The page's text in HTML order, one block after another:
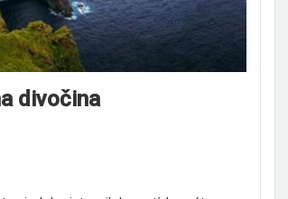
divočina